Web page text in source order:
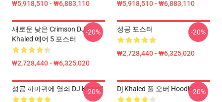
₩5,918,510 - ₩6,883,110 ₩5,918,510 - ₩6,883,110
새로운 낮은 Crimson DJ
Khaled 에어 5 포스터
₩2,728,440 - ₩6,325,020
-20% 성공 포스터
₩2,728,440 - ₩6,325,020
-20%
성공 까마귀에 열쇠 DJ Khaled
-20% Dj Khaled 풀 오버 Hoodie-20%